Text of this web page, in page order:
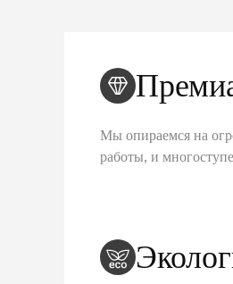
Мы опираемся на
работы, и